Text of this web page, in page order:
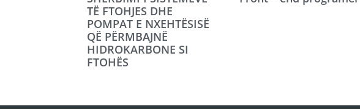
TË FTOHJES DHE
POMPAT E NXEHTËSISË
QË PËRMBAJNË
HIDROKARBONE SI
FTOHËS